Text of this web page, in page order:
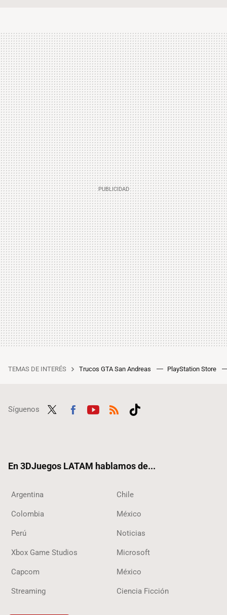
TEMAS DE INTERÉS Trucos GTA San Andreas PlayStation Store
Síguenos
En 3DJuegos LATAM hablamos de...
Argentina Chile
Colombia México
Perú Noticias
Xbox Game Studios Microsoft
Capcom México
Streaming Ciencia Ficción